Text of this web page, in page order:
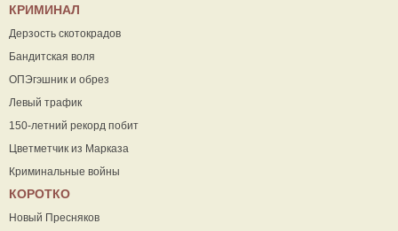
КРИМИНАЛ
Дерзость скотокрадов
Бандитская воля
ОПЭгэшник и обрез
Левый трафик
150-летний рекорд побит
Цветметчик из Марказа
Криминальные войны
КОРОТКО
Новый Пресняков